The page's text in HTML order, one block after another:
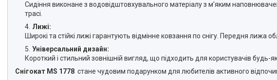
Сидіння виконане з водовідштовхувального матеріалу з м'яким
трасі.
Лижі:
Широкі та стійкі лижі гарантують відмінне ковзання по снігу. Передня
Універсальний дизайн:
Короткий і стильний зовнішній вигляд, що підходить для користувачів будь-
Снігокат MS 1778 стане чудовим подарунком для любителів активного